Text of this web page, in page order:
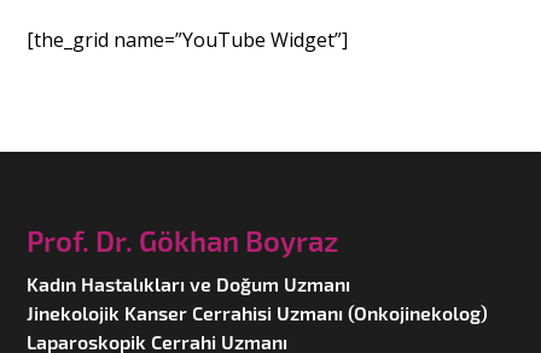
[the_grid name=”YouTube Widget”]
Prof. Dr. Gökhan Boyraz
Kadın Hastalıkları ve Doğum Uzmanı
Jinekolojik Kanser Cerrahisi Uzmanı (Onkojinekolog)
Laparoskopik Cerrahi Uzmanı